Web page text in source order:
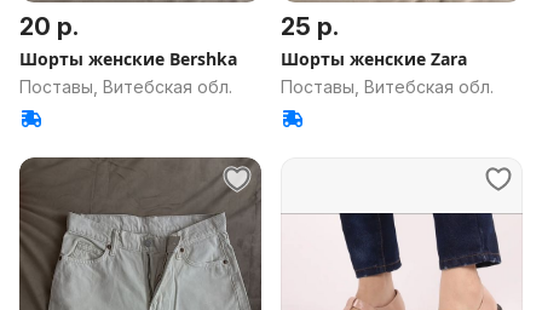
20 р.
Шорты женские Bershka
Поставы, Витебская обл.
25 р.
Шорты женские Zara
Поставы, Витебская обл.